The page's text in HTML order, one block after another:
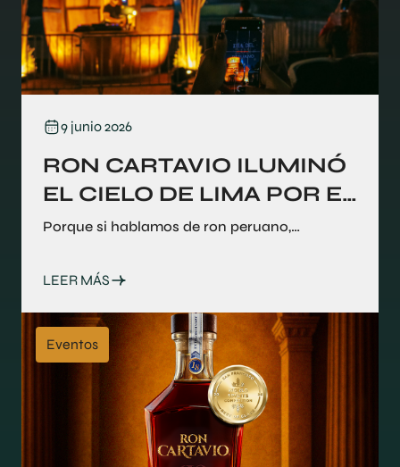
9 junio 2026
RON CARTAVIO ILUMINÓ
EL CIELO DE LIMA POR EL
DÍA DEL RON PERUANO
Porque si hablamos de ron peruano,
sábado de junio se celebra el Día del Ron
Peruano, una fecha que busca poner en valor
la calidad, tradición y crecimient
LEER MÁS
Eventos